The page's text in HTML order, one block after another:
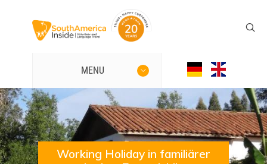
MENU
Working Holiday in familiärer